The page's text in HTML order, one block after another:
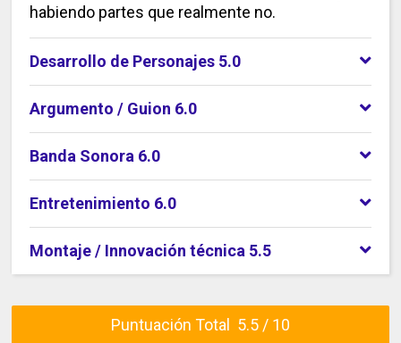
habiendo partes que realmente no.
Desarrollo de Personajes 5.0
Argumento / Guion 6.0
Banda Sonora 6.0
Entretenimiento 6.0
Montaje / Innovación técnica 5.5
Puntuación Total 5.5 / 10